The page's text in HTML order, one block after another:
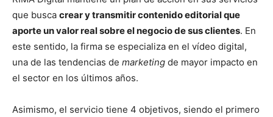
que busca crear y transmitir contenido editorial que
aporte un valor real sobre el negocio de sus clientes. En
este sentido, la firma se especializa en el vídeo digital,
una de las tendencias de marketing de mayor impacto en
el sector en los últimos años.
Asimismo, el servicio tiene 4 objetivos, siendo el primero